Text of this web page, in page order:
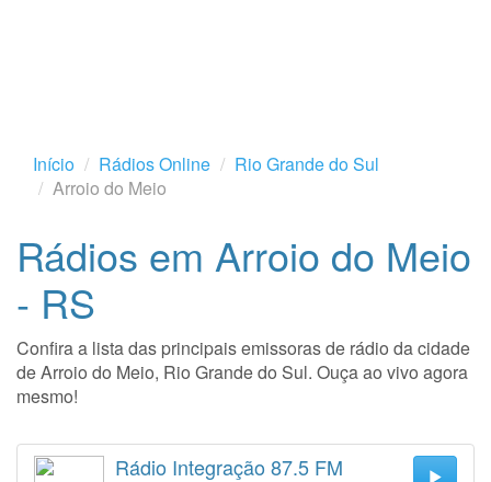
Início Rádios Online
Rio Grande do Sul
Arroio do Meio
Rádios em Arroio do Meio
- RS
Confira a lista das principais emissoras de rádio da cidade
de Arroio do Meio, Rio Grande do Sul. Ouça ao vivo agora
mesmo!
Rádio Integração 87.5 FM